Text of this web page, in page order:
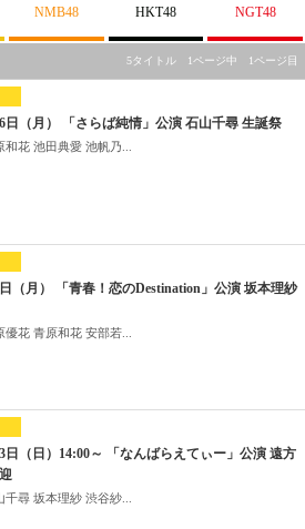
NMB48 HKT48 NGT48
5タイトル 1ページ中 1ページ目
日（月） 「さらば純情」公演 石山千尋 生誕祭
花 池田典愛 池帆乃...
（月） 「青春！恋のDestination」公演 坂本理紗
花 青原和花 安部若...
日（日）14:00～ 「なんばらえてぃー」公演 遠方
尋 坂本理紗 渋谷紗...